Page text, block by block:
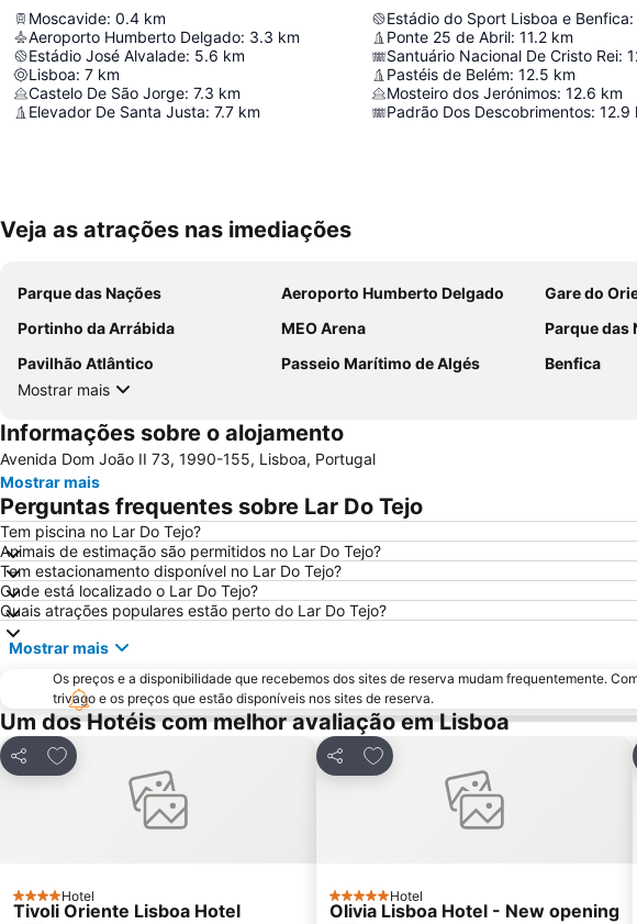
Moscavide: 0.4 km
Aeroporto Humberto Delgado: 3.3 km
Estádio José Alvalade: 5.6 km
Lisboa: 7 km
Castelo De São Jorge: 7.3 km
Elevador De Santa Justa: 7.7 km
Estádio do Sport Lisboa e Benfica:
Ponte 25 de Abril: 11.2 km
Santuário Nacional De Cristo Rei:
Pastéis de Belém: 12.5 km
Mosteiro dos Jerónimos: 12.6 km
Padrão Dos Descobrimentos: 12.9
Veja as atrações nas imediações
Parque das Nações Aeroporto Humberto Delgado Gare do
Portinho da Arrábida
MEO Arena Parque das
Pavilhão Atlântico
Passeio Marítimo de Algés Benfica
Mostrar mais
Informações sobre o alojamento
Avenida Dom João II 73, 1990-155, Lisboa, Portugal
Mostrar mais
Perguntas frequentes sobre Lar Do Tejo
Tem piscina no Lar Do Tejo?
Animais de estimação são permitidos no Lar Do Tejo?
Tem estacionamento disponível no Lar Do Tejo?
Onde está localizado o Lar Do Tejo?
Quais atrações populares estão perto do Lar Do Tejo?
Mostrar mais
Os preços e a disponibilidade que recebemos dos sites de reserva mudam frequentemente.
trivago e os preços que estão disponíveis nos sites de reserva.
Um dos Hotéis com melhor avaliação em Lisboa
Partilhar
Adicionar aos favoritos
4 Estrelas
Hotel
Tivoli Oriente Lisboa Hotel
Partilhar
Adicionar aos favoritos
5 EstrelasHotel
Olivia Lisboa Hotel - New opening